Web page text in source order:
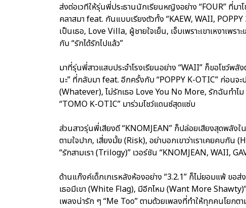
ส่งต่อเวทีให้รุ่นพี่ประธานนักเรียนหญิงอย่าง “FOUR” ที่มา
คลาสมา feat. กันแบบเรียงตัวทั้ง “KAEW, WAII, POPPY
เป็นเธอ, Love Villa, ผู้ชายใจเย็น, เจ็บเพราะเขาเหงาเพ
กับ “รักได้รักไปแล้ว”
มาที่รุ่นพี่สาวแสบประจำโรงเรียนอย่าง “WAII” ก็ขอโชว์พ
นะ” ที่กลับมา feat. อีกครั้งกับ “POPPY K-OTIC” ก่อนจะ
(Whatever), ไม่รักเธอ Love You No More, รักฉันทำไ
“TOMO K-OTIC” มาร่วมโชว์แดนซ์สุดแซ่บ
ส่วนสาวรุ่นพี่เสียงดี “KNOMJEAN” ก็ปล่อยเสียงสุดพลังใ
ตามใจปาก, เสี่ยงมั้ย (Risk), อย่าบอกเขาว่าเราเคยคบกั
“รักสามเรา (Trilogy)” เวอร์ชัน “KNOMJEAN, WAII,
ด้านแก๊งค์เด็กเกเรหลังห้องอย่าง “3.2.1” ก็ไม่ยอมแพ้ ข
เธอมีเขา (White Flag), มีอีกไหม (Want More
เพลงน่ารัก ๆ “Me Too” ตามด้วยเพลงที่ทำให้ทุกคนโยกต